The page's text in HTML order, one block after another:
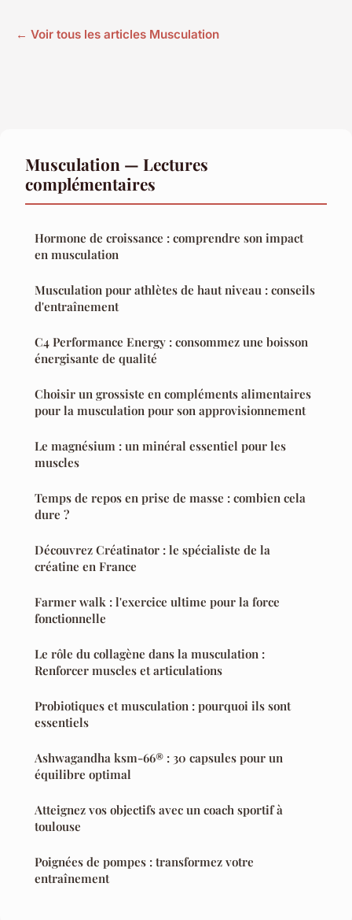
← Voir tous les articles Musculation
Musculation — Lectures
complémentaires
Hormone de croissance : comprendre son impact
en musculation
Musculation pour athlètes de haut niveau : conseils
d'entraînement
C4 Performance Energy : consommez une boisson
énergisante de qualité
Choisir un grossiste en compléments alimentaires
pour la musculation pour son approvisionnement
Le magnésium : un minéral essentiel pour les
muscles
Temps de repos en prise de masse : combien cela
dure ?
Découvrez Créatinator : le spécialiste de la
créatine en France
Farmer walk : l'exercice ultime pour la force
fonctionnelle
Le rôle du collagène dans la musculation :
Renforcer muscles et articulations
Probiotiques et musculation : pourquoi ils sont
essentiels
Ashwagandha ksm-66® : 30 capsules pour un
équilibre optimal
Atteignez vos objectifs avec un coach sportif à
toulouse
Poignées de pompes : transformez votre
entraînement